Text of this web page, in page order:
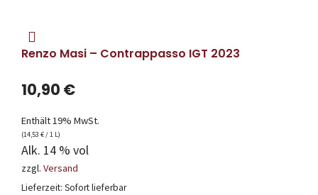
Renzo Masi – Contrappasso IGT 2023
10,90 €
Enthält 19% MwSt.
(14,53 €/ 1 L)
Alk. 14 % vol
zzgl. Versand
Lieferzeit: Sofort lieferbar